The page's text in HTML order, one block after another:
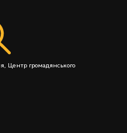
Центр громадянського